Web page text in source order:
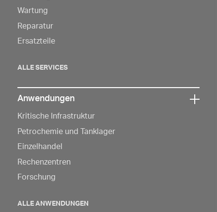
um
die
Wartung
Reparatur
Ersatzteile
ALLE SERVICES
Sie
hier,
um
die
Anwendungen
Kritische Infrastruktur
Petrochemie und Tanklager
Einzelhandel
Rechenzentren
Forschung
ALLE ANWENDUNGEN